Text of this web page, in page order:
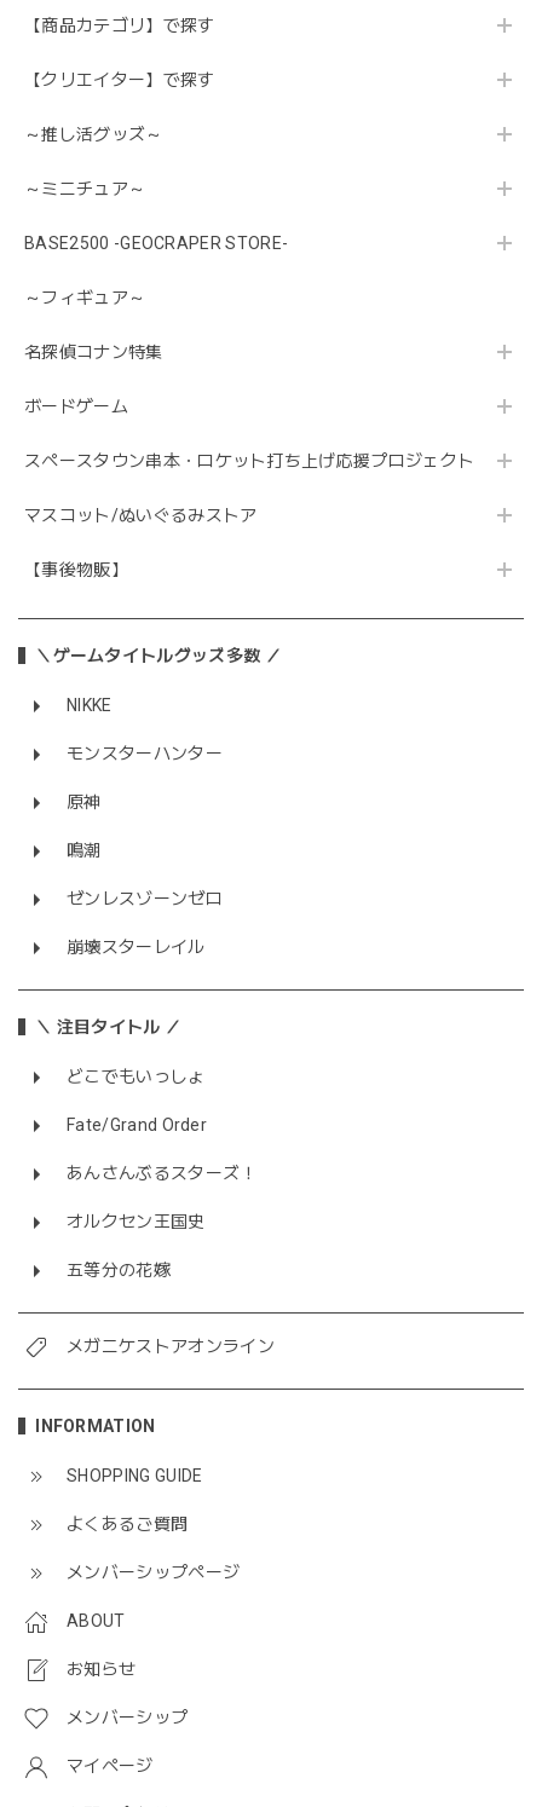
【商品カテゴリ】で探す
【クリエイター】で探す
～推し活グッズ～
～ミニチュア～
BASE2500 -GEOCRAPER STORE-
～フィギュア～
名探偵コナン特集
ボードゲーム
スペースタウン串本・ロケット打ち上げ応援プロジェクト
マスコット/ぬいぐるみストア
【事後物販】
＼ゲームタイトルグッズ多数 ／
NIKKE
モンスターハンター
原神
鳴潮
ゼンレスゾーンゼロ
崩壊スターレイル
＼ 注目タイトル ／
どこでもいっしょ
Fate/Grand Order
あんさんぶるスターズ！
オルクセン王国史
五等分の花嫁
メガニケストアオンライン
INFORMATION
SHOPPING GUIDE
よくあるご質問
メンバーシップページ
ABOUT
お知らせ
メンバーシップ
マイページ